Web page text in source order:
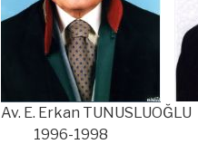
Av. E. Erkan
1996-1998